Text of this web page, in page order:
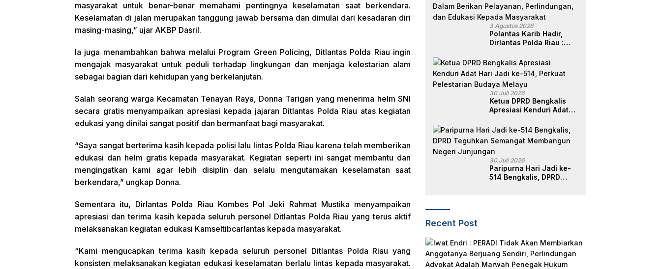
masyarakat untuk benar-benar memahami pentingnya keselamatan saat berkendara.
Keselamatan di jalan merupakan tanggung jawab bersama dan dimulai dari kesadaran diri
masing-masing,” ujar AKBP Dasril.
Ia juga menambahkan bahwa melalui Program Green Policing, Ditlantas Polda Riau ingin
mengajak masyarakat untuk peduli terhadap lingkungan dan menjaga kelestarian alam
sebagai bagian dari kehidupan yang berkelanjutan.
Salah seorang warga Kecamatan Tenayan Raya, Donna Tarigan yang menerima helm SNI
secara gratis menyampaikan apresiasi kepada jajaran Ditlantas Polda Riau atas kegiatan
edukasi yang dinilai sangat positif dan bermanfaat bagi masyarakat.
“Saya sangat berterima kasih kepada polisi lalu lintas Polda Riau karena telah memberikan
edukasi dan helm gratis kepada masyarakat. Kegiatan seperti ini sangat membantu dan
mengingatkan kami agar lebih disiplin dan selalu mengutamakan keselamatan saat
berkendara,” ungkap Donna.
Sementara itu, Dirlantas Polda Riau Kombes Pol Jeki Rahmat Mustika menyampaikan
apresiasi dan terima kasih kepada seluruh personel Ditlantas Polda Riau yang terus aktif
melaksanakan kegiatan edukasi Kamseltibcarlantas kepada masyarakat.
“Kami mengucapkan terima kasih kepada seluruh personel Ditlantas Polda Riau yang
konsisten melaksanakan kegiatan edukasi keselamatan berlalu lintas kepada masyarakat.
3 Agustus 2026
Polantas Karib Hadir,
Dirlantas Polda Riau :
Riau Dalam Berikan
Pelayanan,
Perlindungan, dan
Edukasi Kepada
Masyarakat
30 Juli 2026
Ketua DPRD Bengkalis
Apresiasi Kenduri Adat
Pelestarian Budaya
Melayu
30 Juli 2026
Paripurna Hari Jadi ke-
514 Bengkalis, DPRD
Recent Post